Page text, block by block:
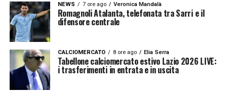
NEWS 7 ore ago Veronica Mandalà
Romagnoli Atalanta, telefonata tra Sarri e il
difensore centrale
CALCIOMERCATO 8 ore ago Elia Serra
Tabellone calciomercato estivo Lazio 2026 LIVE:
i trasferimenti in entrata e in uscita